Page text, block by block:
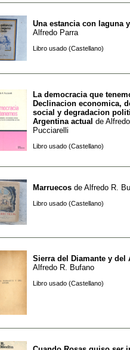
Una estancia con laguna
Alfredo Parra
Libro usado (Castellano)
La democracia que
Declinacion economica,
social y degradacion
Argentina actual de
Pucciarelli
Libro usado (Castellano)
Marruecos de Alfredo R.
Libro usado (Castellano)
Sierra del Diamante y del
Alfredo R. Bufano
Libro usado (Castellano)